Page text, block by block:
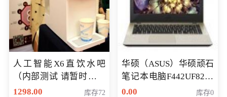
人工智能X6直饮水吧
（内部测试 请暂时不要
购买）
1298.00 库存72
华硕（ASUS）华硕顽石
笔记本电脑F442UF8250
八代独显轻薄办公商务
0.00 库存0